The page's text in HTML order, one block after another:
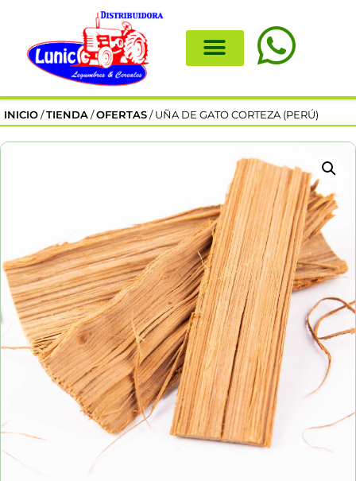
INICIO /TIENDA /OFERTAS / UÑA DE GATO CORTEZA (PERÚ)